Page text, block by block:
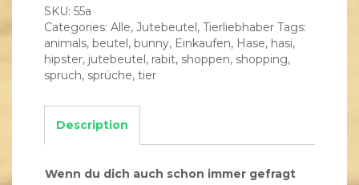
SKU: 55a
Categories: Alle, Jutebeutel, Tierliebhaber Tags:
animals, beutel, bunny, Einkaufen, Hase, hasi,
hipster, jutebeutel, rabit, shoppen, shopping,
spruch, sprüche, tier
Description
Wenn du dich auch schon immer gefragt